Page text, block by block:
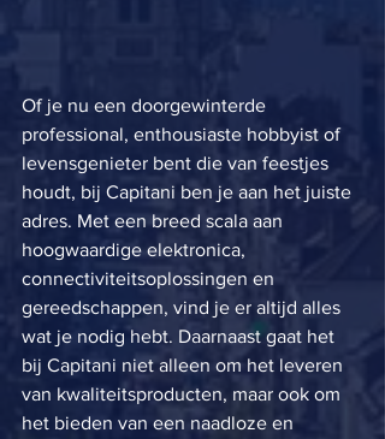
Of je nu een doorgewinterde
professional, enthousiaste hobbyist of
levensgenieter bent die van feestjes
houdt, bij Capitani ben je aan het juiste
adres. Met een breed scala aan
hoogwaardige elektronica,
connectiviteitsoplossingen en
gereedschappen, vind je er altijd alles
wat je nodig hebt. Daarnaast gaat het
bij Capitani niet alleen om het leveren
van kwaliteitsproducten, maar ook om
het bieden van een naadloze en